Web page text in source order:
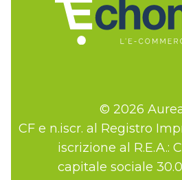
© 2026
CF e n.iscr. al Registro
iscrizione al R.E.A.:
capitale sociale